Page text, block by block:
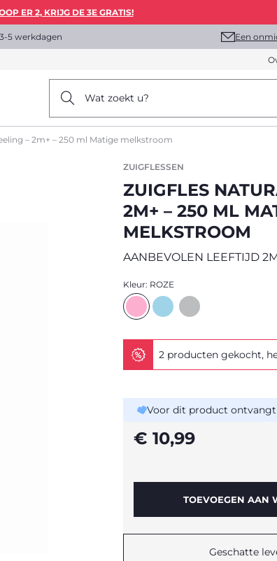
ER 2, KRIJG DE 3E GRATIS!
5 werkdagen Een
Wat zoekt u?
– 2m+ – 250 ml Matige melkstroom
ZUIGFLESSEN
ZUIGFLES
2M+ – 250 ML
MELKSTROOM
AANBEVOLEN LEEFTIJD
Kleur: ROZE
2 producten gekocht,
Voor dit product
€ 10,99
TOEVOEGEN AAN
Geschatte